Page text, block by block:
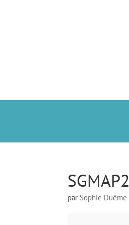
SGMAP2
par Sophie Duême